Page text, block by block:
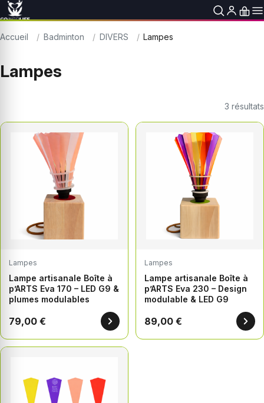
Accueil Badminton DIVERS Lampes
Lampes
3 résultats
Lampes
Lampe artisanale Boîte à
p’ARTS Eva 170 – LED G9 &
plumes modulables
79,00 €
Lampes
Lampe artisanale Boîte à
p’ARTS Eva 230 – Design
modulable & LED G9
89,00 €